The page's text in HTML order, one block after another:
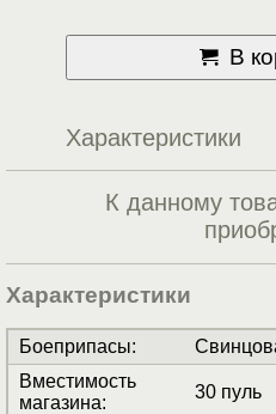
В
Характеристики
К данному
Характеристики
Боеприпасы:
Вместимость
магазина:
30 пуль